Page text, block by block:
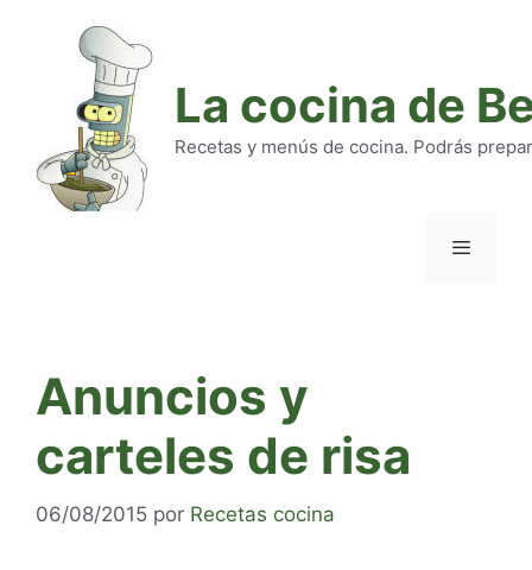
La cocina de
Recetas y menús de cocina. Podrás
Anuncios y
carteles de risa
06/08/2015 por Recetas cocina